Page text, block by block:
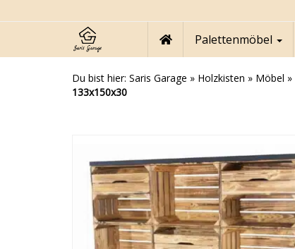
to
content
Palettenmöbel
Du bist hier: Saris Garage » Holzkisten » Möbel »
133x150x30